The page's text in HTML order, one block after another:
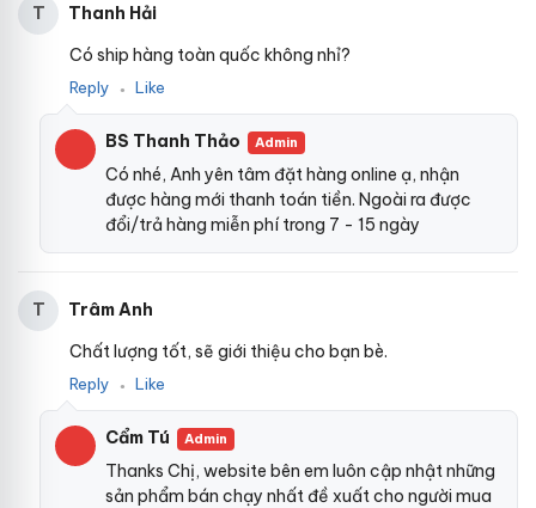
T
Thanh Hải
Có ship hàng toàn quốc không nhỉ?
Reply ● Like
BS Thanh Thảo Admin
Có nhé, Anh yên tâm đặt hàng online ạ, nhận
được hàng mới thanh toán tiền. Ngoài ra được
đổi/trả hàng miễn phí trong 7 - 15 ngày
T
Trâm Anh
Chất lượng tốt, sẽ giới thiệu cho bạn bè.
Reply ● Like
Cẩm Tú Admin
Thanks Chị, website bên em luôn cập nhật những
sản phẩm bán chạy nhất đề xuất cho người mua